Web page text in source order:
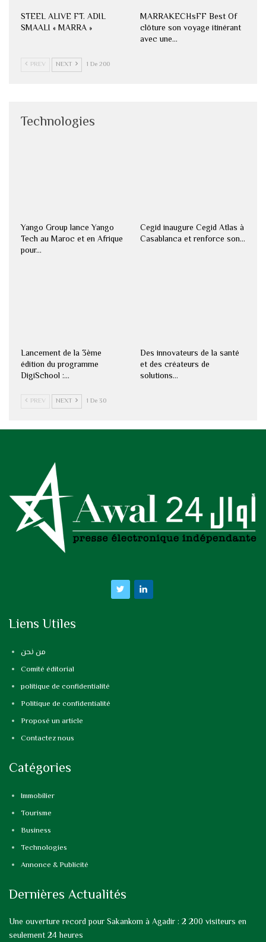
STEEL ALIVE FT. ADIL
SMAALI « MARRA »
MARRAKECHsFF Best Of
clôture son voyage itinérant
avec une…
PREV NEXT 1 De 200
Technologies
Yango Group lance Yango
Tech au Maroc et en Afrique
pour…
Cegid inaugure Cegid Atlas à
Casablanca et renforce son…
Lancement de la 3ème
édition du programme
DigiSchool :…
Des innovateurs de la santé
et des créateurs de
solutions…
PREV NEXT 1 De 30
Liens Utiles
من نحن
Comité éditorial
politique de confidentialité
Politique de confidentialité
Proposé un article
Contactez nous
Catégories
Immobilier
Tourisme
Business
Technologies
Annonce & Publicité
Dernières Actualités
Une ouverture record pour Sakankom à Agadir : 2 200 visiteurs en
seulement 24 heures